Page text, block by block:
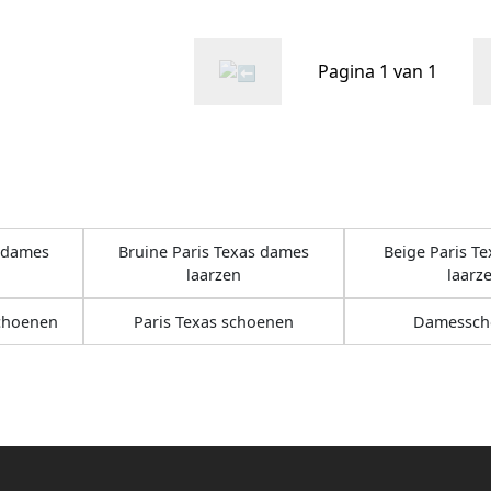
Pagina 1 van 1
Bruine Paris Texas dames
laarzen
Beige Paris
Paris Texas schoenen